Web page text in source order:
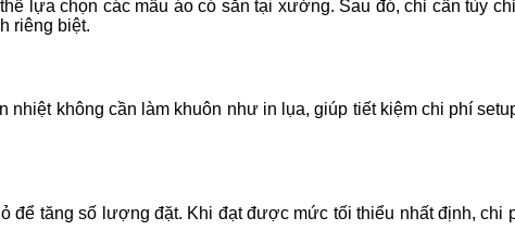
lựa chọn các mẫu áo có sẵn tại xưởng. Sau đó, chỉ cần tùy
riêng biệt.
không cần làm khuôn như in lụa, giúp tiết kiệm chi phí
để tăng số lượng đặt. Khi đạt được mức tối thiểu nhất định, chi